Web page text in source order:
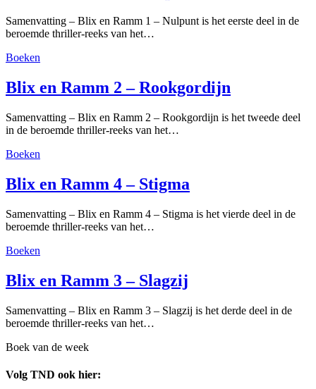
Samenvatting – Blix en Ramm 1 – Nulpunt is het eerste deel in de
beroemde thriller-reeks van het…
Boeken
Blix en Ramm 2 – Rookgordijn
Samenvatting – Blix en Ramm 2 – Rookgordijn is het tweede deel
in de beroemde thriller-reeks van het…
Boeken
Blix en Ramm 4 – Stigma
Samenvatting – Blix en Ramm 4 – Stigma is het vierde deel in de
beroemde thriller-reeks van het…
Boeken
Blix en Ramm 3 – Slagzij
Samenvatting – Blix en Ramm 3 – Slagzij is het derde deel in de
beroemde thriller-reeks van het…
Boek van de week
Volg TND ook hier: